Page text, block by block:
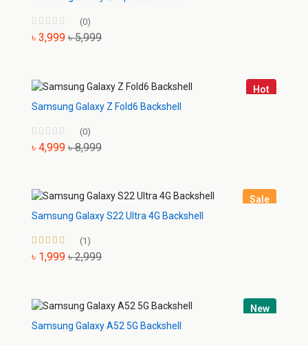
(0)
৳ 3,999 ৳ 5,999
Hot
Samsung Galaxy Z Fold6 Backshell
(0)
৳ 4,999 ৳ 8,999
Sale
Samsung Galaxy S22 Ultra 4G Backshell
(1)
৳ 1,999 ৳ 2,999
New
Samsung Galaxy A52 5G Backshell